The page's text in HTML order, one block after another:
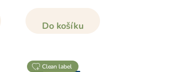
Do košíku
clean label